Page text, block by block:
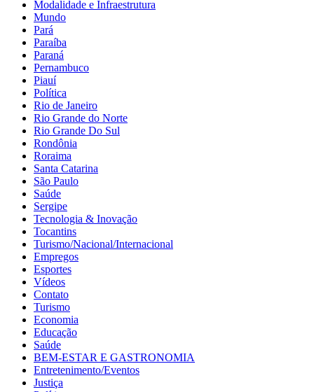
Modalidade e Infraestrutura
Mundo
Pará
Paraíba
Paraná
Pernambuco
Piauí
Política
Rio de Janeiro
Rio Grande do Norte
Rio Grande Do Sul
Rondônia
Roraima
Santa Catarina
São Paulo
Saúde
Sergipe
Tecnologia & Inovação
Tocantins
Turismo/Nacional/Internacional
Empregos
Esportes
Vídeos
Contato
Turismo
Economia
Educação
Saúde
BEM-ESTAR E GASTRONOMIA
Entretenimento/Eventos
Justiça